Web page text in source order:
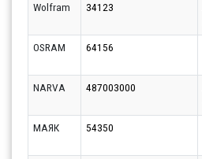
Wolfram 34123
OSRAM
64156
NARVA 487003000
МАЯК
54350